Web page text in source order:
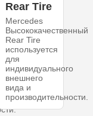
Rear Tire
Mercedes
Высококачественный
Rear Tire
используется
для
индивидуального
внешнего
вида и
производительности.